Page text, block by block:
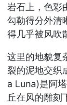
岩石上，色彩
勾勒得分外清
得几乎被风吹
这里的地貌复
裂的泥地交织
a Luna)是阿
丘在风的雕刻